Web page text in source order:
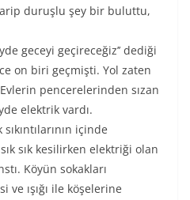
duruşlu şey bir buluttu,
geceyi geçireceğiz’’ dediği
on biri geçmişti. Yol zaten
pencerelerinden sızan
elektrik vardı.
içinde
sık kesilirken elektriği olan
Köyün sokakları
ve ışığı ile köşelerine